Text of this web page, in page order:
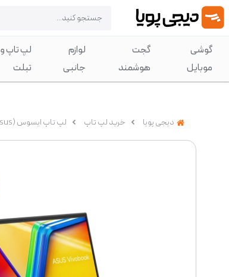
گوشی
موبایل
گجت
هوشمند
لوازم
جانبی
لپ تاپ و
تبلت
دیجی پویا خرید لپ تاپ لپ تاپ ایسوس (asus)